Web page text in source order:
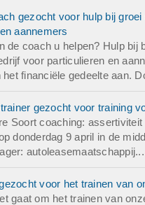
gezocht voor hulp bij
aannemers
de coach u helpen? Hulp bij
voor particulieren en
financiële gedeelte aan.
gezocht voor training
Soort coaching:
donderdag 9 april in de
voor het trainen van
gaat om het trainen van